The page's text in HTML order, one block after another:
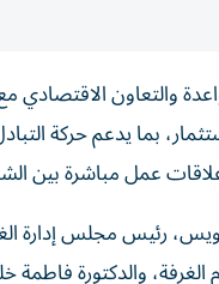
والتعاون
بما يدعم حركة
علاقات عمل مباشرة
رئيس مجلس إدارة
والدكتورة فاطمة